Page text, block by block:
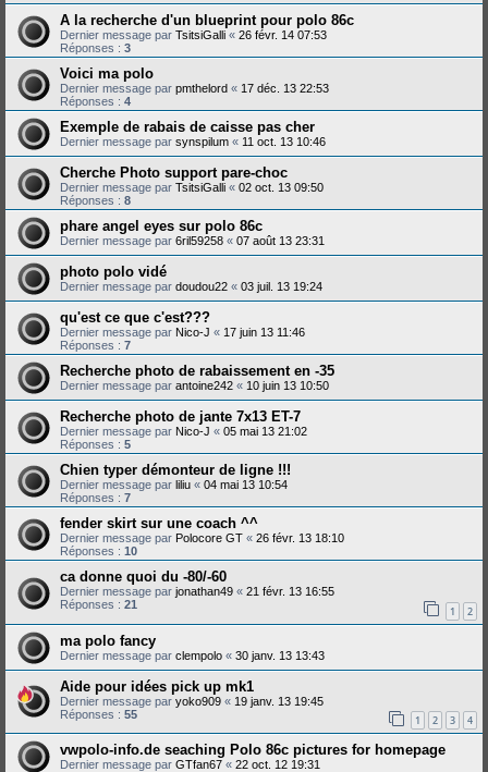
A la recherche d'un blueprint pour polo 86c
Dernier message par TsitsiGalli « 26 févr. 14 07:53
Réponses : 3
Voici ma polo
Dernier message par pmthelord « 17 déc. 13 22:53
Réponses : 4
Exemple de rabais de caisse pas cher
Dernier message par synspilum « 11 oct. 13 10:46
Cherche Photo support pare-choc
Dernier message par TsitsiGalli « 02 oct. 13 09:50
Réponses : 8
phare angel eyes sur polo 86c
Dernier message par 6ril59258 « 07 août 13 23:31
photo polo vidé
Dernier message par doudou22 « 03 juil. 13 19:24
qu'est ce que c'est???
Dernier message par Nico-J « 17 juin 13 11:46
Réponses : 7
Recherche photo de rabaissement en -35
Dernier message par antoine242 « 10 juin 13 10:50
Recherche photo de jante 7x13 ET-7
Dernier message par Nico-J « 05 mai 13 21:02
Réponses : 5
Chien typer démonteur de ligne !!!
Dernier message par liliu « 04 mai 13 10:54
Réponses : 7
fender skirt sur une coach ^^
Dernier message par Polocore GT « 26 févr. 13 18:10
Réponses : 10
ca donne quoi du -80/-60
Dernier message par jonathan49 « 21 févr. 13 16:55
Réponses : 21 1 2
ma polo fancy
Dernier message par clempolo « 30 janv. 13 13:43
Aide pour idées pick up mk1
Dernier message par yoko909 « 19 janv. 13 19:45
Réponses : 55 1 2 3 4
vwpolo-info.de seaching Polo 86c pictures for homepage
Dernier message par GTfan67 « 22 oct. 12 19:31